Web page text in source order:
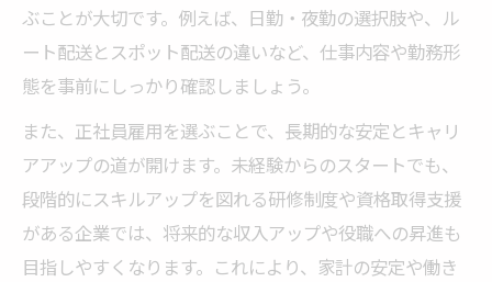
ぶことが大切です。例えば、日勤・夜勤の選択肢や、ル
ート配送とスポット配送の違いなど、仕事内容や勤務形
態を事前にしっかり確認しましょう。
また、正社員雇用を選ぶことで、長期的な安定とキャリ
アアップの道が開けます。未経験からのスタートでも、
段階的にスキルアップを図れる研修制度や資格取得支援
がある企業では、将来的な収入アップや役職への昇進も
目指しやすくなります。これにより、家計の安定や働き